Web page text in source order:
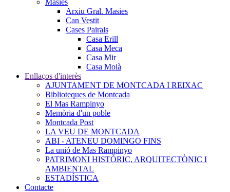
Masies
Arxiu Gral. Masies
Can Vestit
Cases Pairals
Casa Erill
Casa Meca
Casa Mir
Casa Moià
Enllaços d'interès
AJUNTAMENT DE MONTCADA I REIXAC
Biblioteques de Montcada
El Mas Rampinyo
Memòria d'un poble
Montcada Post
LA VEU DE MONTCADA
ABI - ATENEU DOMINGO FINS
La unió de Mas Rampinyo
PATRIMONI HISTÒRIC, ARQUITECTÒNIC I
AMBIENTAL
ESTADÍSTICA
Contacte